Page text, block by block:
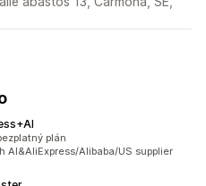
plán
AI&AliExpress/Alibaba/US supplier